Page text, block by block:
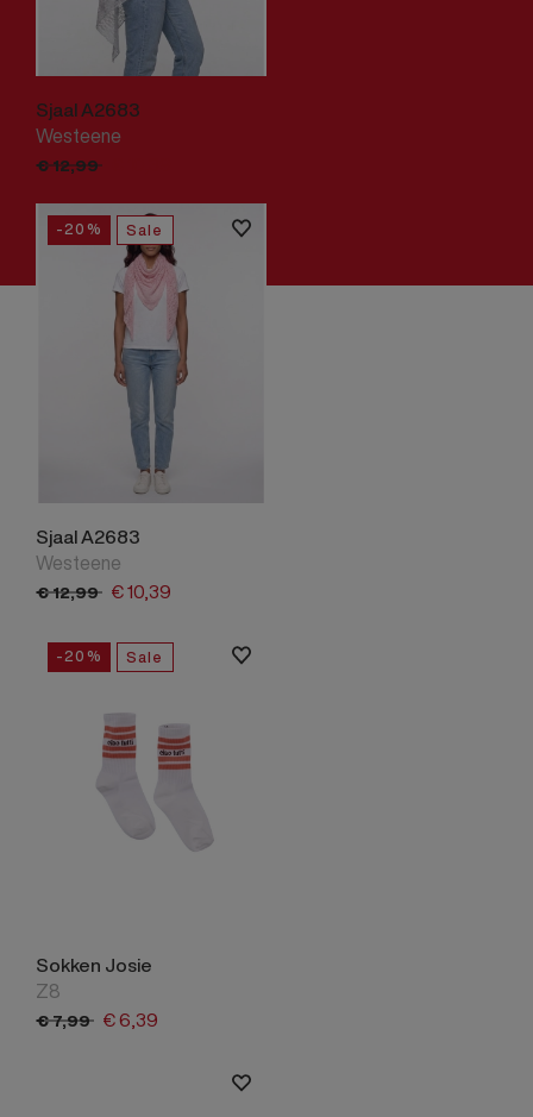
Sjaal A2683
Westeene
€12,99
-20% Sale
Sjaal A2683
Westeene
€12,99 €10,39
-20% Sale
Sokken Josie
Z8
€7,99 €6,39